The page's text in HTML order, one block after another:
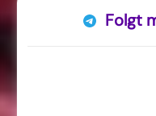
Folgt